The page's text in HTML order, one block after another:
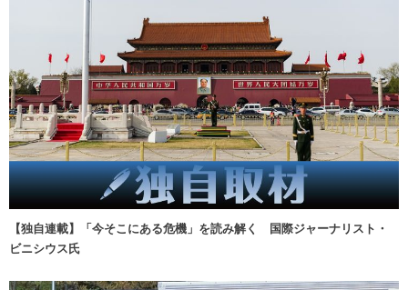
【独自連載】「今そこにある危機」を読み解く 国際ジャーナリスト・
ビニシウス氏